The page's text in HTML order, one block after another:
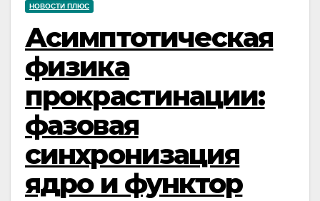
НОВОСТИ ПЛЮС
Асимптотическая
физика
прокрастинации:
фазовая
синхронизация
ядро и функтор